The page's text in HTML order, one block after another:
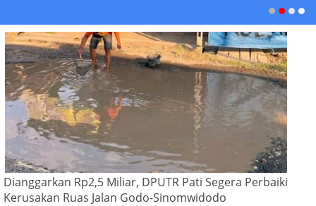
Dianggarkan Rp2,5 Miliar, DPUTR Pati Segera Perbaiki
Kerusakan Ruas Jalan Godo-Sinomwidodo